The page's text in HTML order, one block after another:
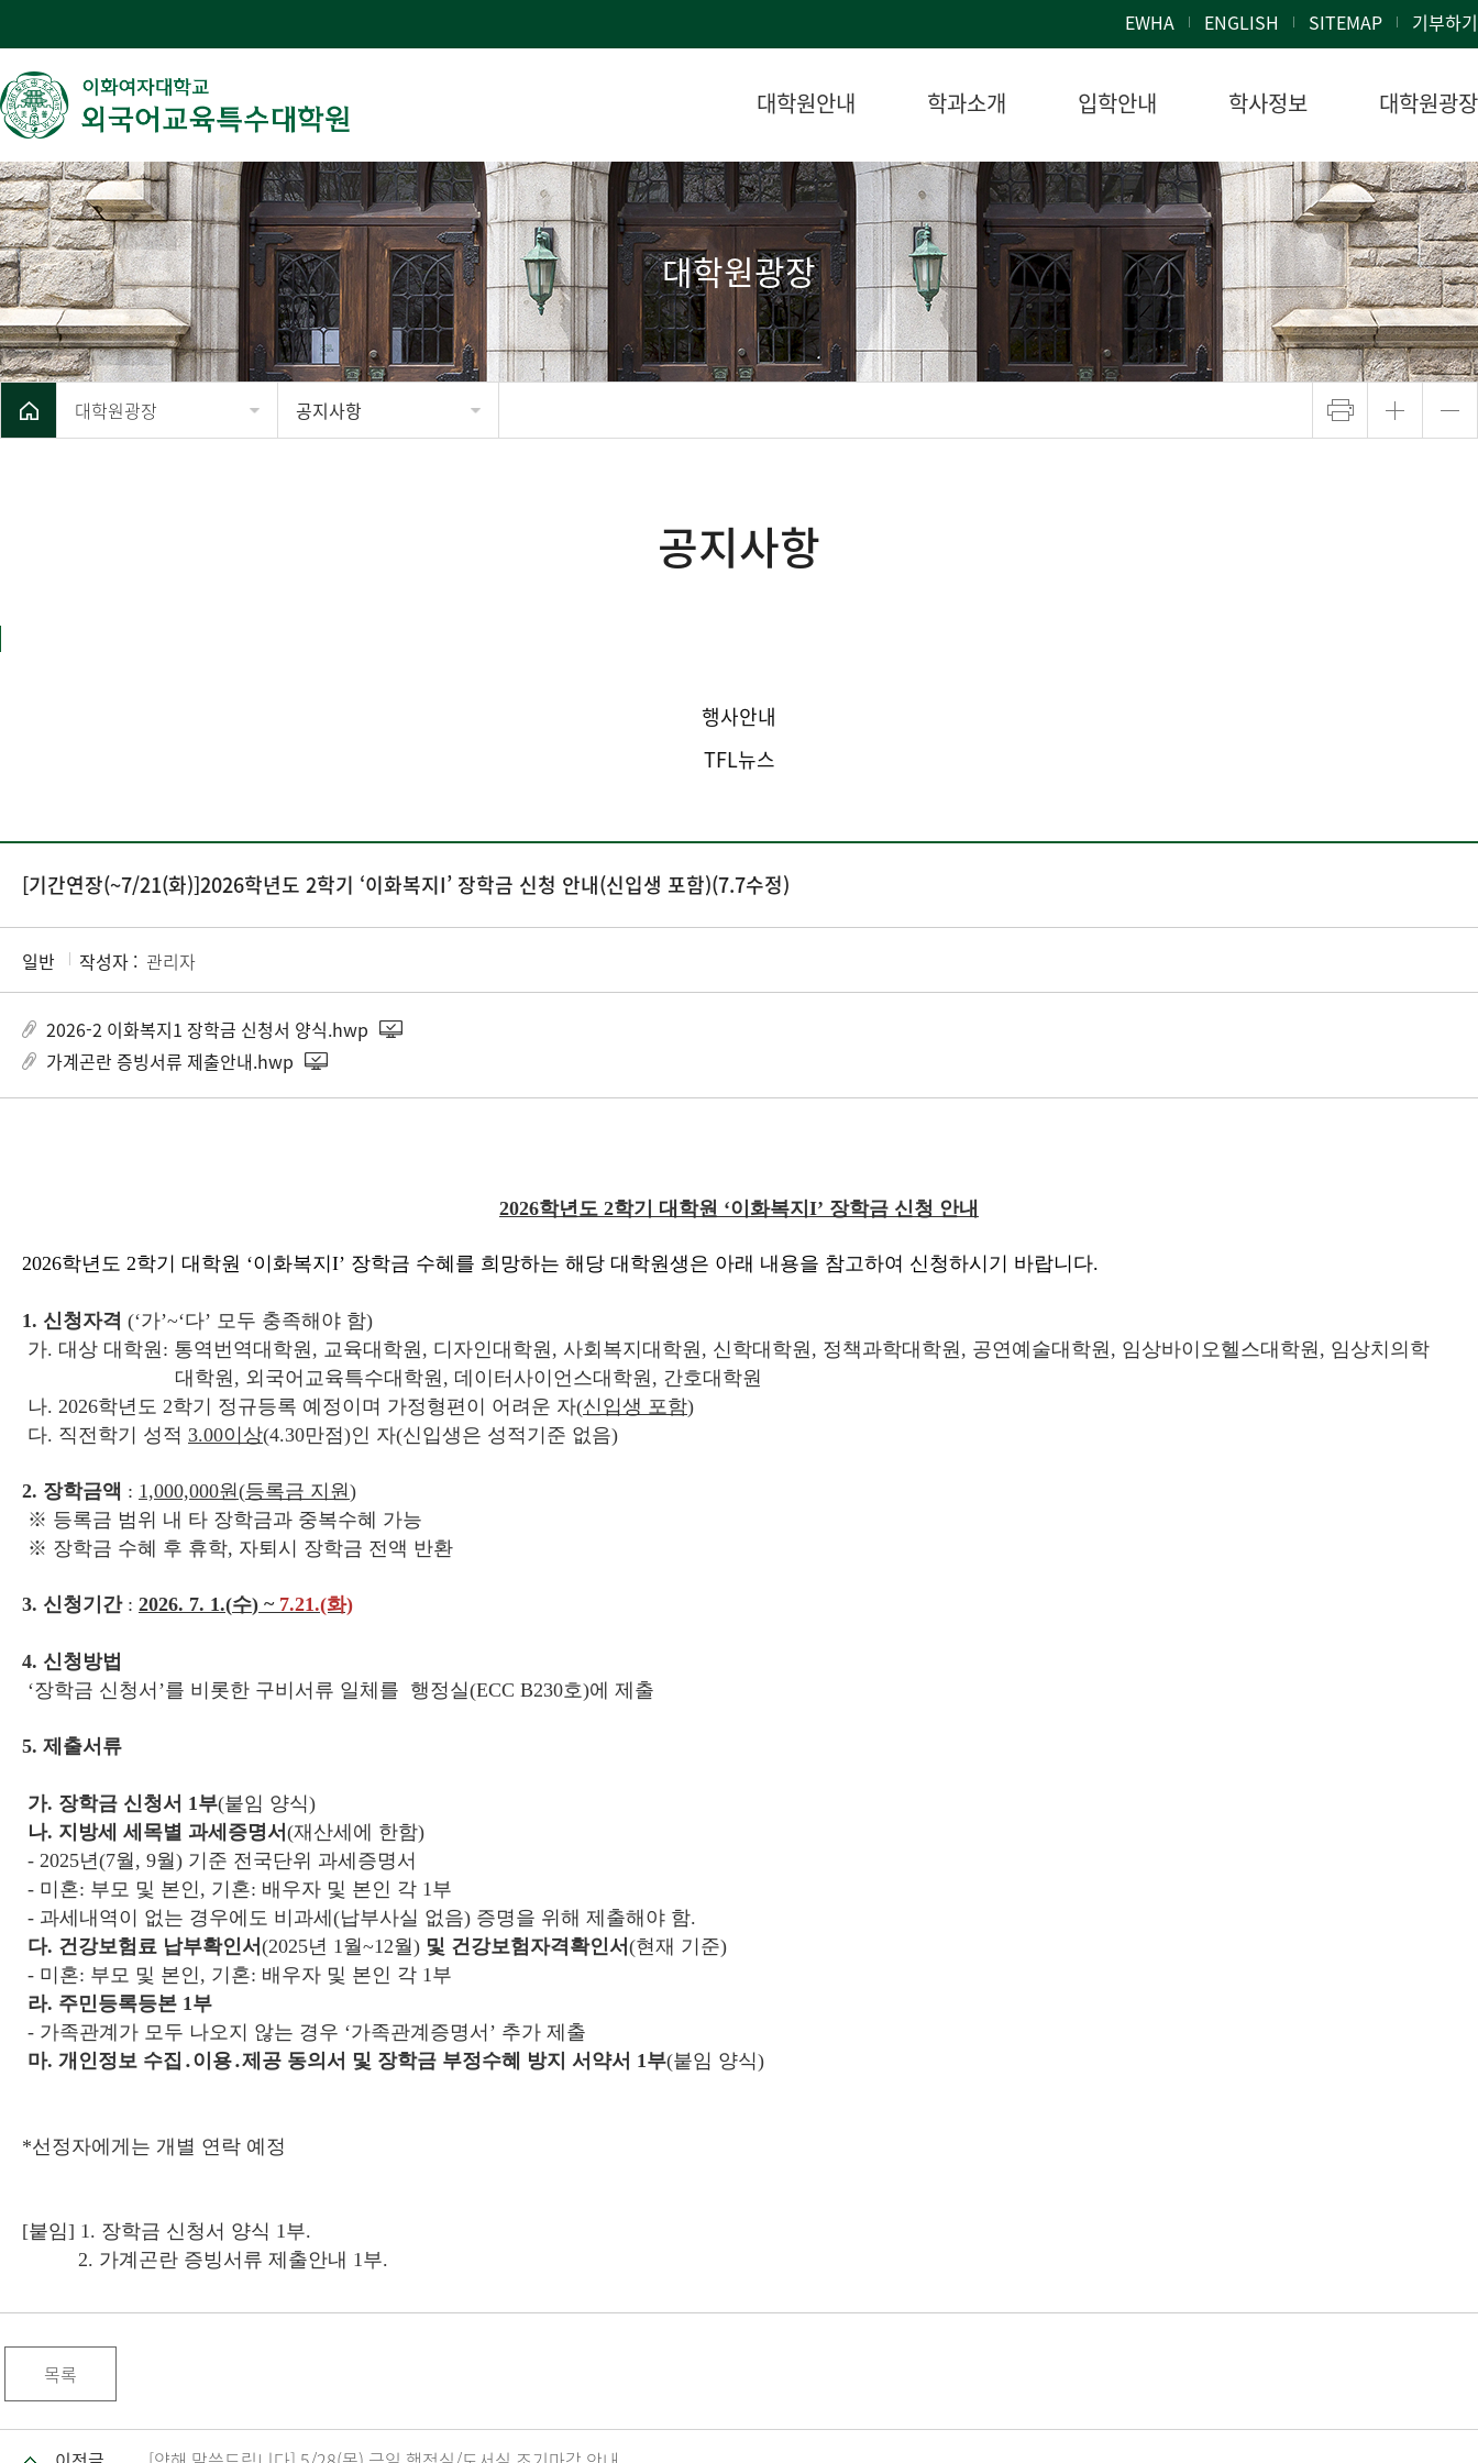
EWHA ENGLISH SITEMAP 기부하기
대학원안내 학과소개 입학안내 학사정보 대학원광장
대학원광장
대학원광장 공지사항
공지사항
행사안내
TFL뉴스
[기간연장(~7/21(화)]2026학년도 2학기 ‘이화복지I’ 장학금 신청 안내(신입생 포함)(7.7수정)
일반 작성자 : 관리자
2026-2 이화복지1 장학금 신청서 양식.hwp
가계곤란 증빙서류 제출안내.hwp
2026학년도 2학기 대학원 ‘이화복지 I’ 장학금 신청 안내
2026학년도 2학기 대학원 ‘이화복지I’ 장학금 수혜를 희망하는 해당 대학원생은 아래 내용을 참고하여 신청하시기 바랍니다.
1. 신청자격 (‘가’~‘다’ 모두 충족해야 함)
가. 대상 대학원: 통역번역대학원, 교육대학원, 디자인대학원, 사회복지대학원, 신학대학원, 정책과학대학원, 공연예술대학원, 임상바이오헬스대학원, 임상치의학
대학원, 외국어교육특수대학원, 데이터사이언스대학원, 간호대학원
나. 2026학년도 2학기 정규등록 예정이며 가정형편이 어려운 자(신입생 포함)
다. 직전학기 성적 3.00이상(4.30만점)인 자(신입생은 성적기준 없음)
2. 장학금액 : 1,000,000원(등록금 지원)
※ 등록금 범위 내 타 장학금과 중복수혜 가능
※ 장학금 수혜 후 휴학, 자퇴시 장학금 전액 반환
3. 신청기간: 2026. 7. 1.(수) ~ 7.21.(화)
4. 신청방법
‘장학금 신청서’를 비롯한 구비서류 일체를 행정실(ECC B230호)에 제출
5. 제출서류
가. 장학금 신청서 1부(붙임 양식)
나. 지방세 세목별 과세증명서 (재산세에 한함)
- 2025년(7월, 9월) 기준 전국단위 과세증명서
- 미혼: 부모 및 본인, 기혼: 배우자 및 본인 각 1부
- 과세내역이 없는 경우에도 비과세(납부사실 없음) 증명을 위해 제출해야 함.
다. 건강보험료 납부확인서 (2025년 1월~12월) 및 건강보험자격확인서 (현재 기준)
- 미혼: 부모 및 본인, 기혼: 배우자 및 본인 각 1부
라. 주민등록등본 1부
- 가족관계가 모두 나오지 않는 경우 ‘가족관계증명서’ 추가 제출
마. 개인정보 수집․이용․제공 동의서 및 장학금 부정수혜 방지 서약서 1부(붙임 양식)
*선정자에게는 개별 연락 예정
[붙임] 1. 장학금 신청서 양식 1부.
2. 가계곤란 증빙서류 제출안내 1부.
목록